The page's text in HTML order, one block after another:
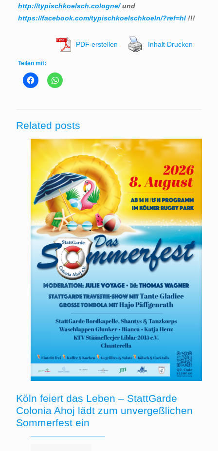
http://typischkoelsch.cologne/und
https://facebook.com/typischkoelschkoeln/?ref=hl!!!
PDF erstellen Inhalt Drucken
Teilen mit:
Related posts
Köln feiert das Leben – StattGarde
Colonia Ahoj lädt zum unvergeßlichen
Sommerfest ein